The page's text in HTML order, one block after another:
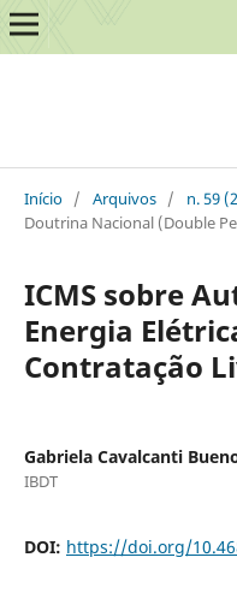
Início / Arquivos / n. 59
Doutrina Nacional (Double
ICMS sobre
Energia
Contratação
Gabriela Cavalcanti
IBDT
DOI: https://doi.org/